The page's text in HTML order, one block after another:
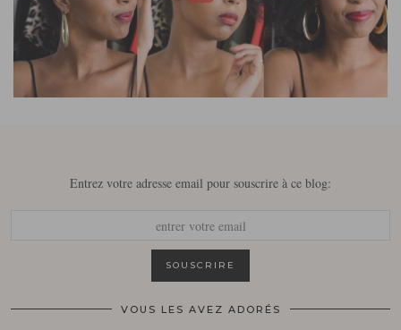
Entrez votre adresse email pour souscrire à ce blog:
VOUS LES AVEZ ADORÉS